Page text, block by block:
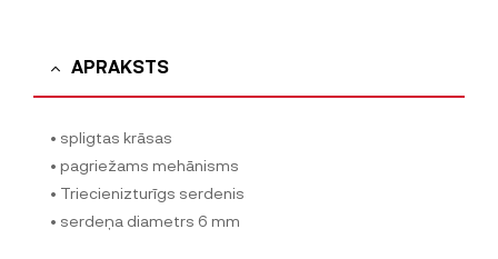
APRAKSTS
• spligtas krāsas
• pagriežams mehānisms
• Triecienizturīgs serdenis
• serdeņa diametrs 6 mm